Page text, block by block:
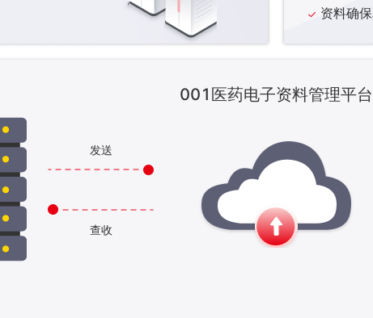
资料确
发送
查收
001医药电子资料管理平台